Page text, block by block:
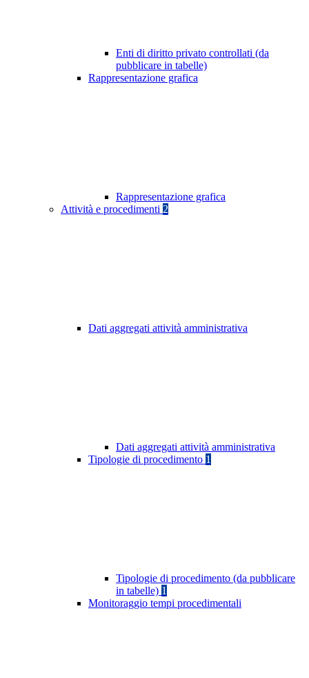
Enti di diritto privato controllati (da
pubblicare in tabelle)
Rappresentazione grafica
Rappresentazione grafica
Attività e procedimenti 2
Dati aggregati attività amministrativa
Dati aggregati attività amministrativa
Tipologie di procedimento 1
Tipologie di procedimento (da pubblicare
in tabelle) 1
Monitoraggio tempi procedimentali